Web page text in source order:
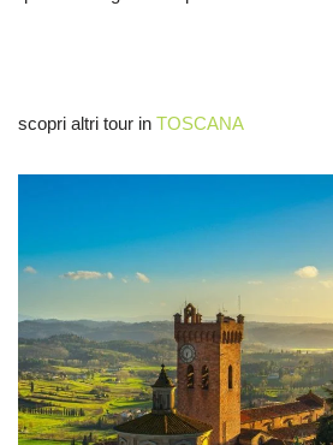
scopri altri tour in TOSCANA